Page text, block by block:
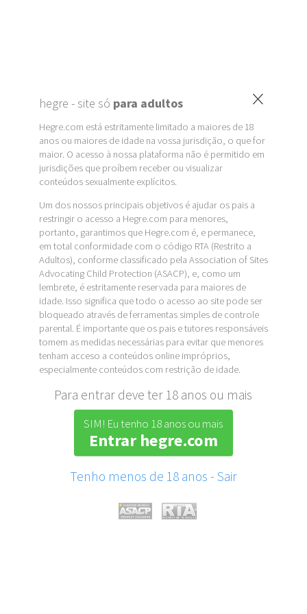
×
hegre - site só para adultos
Hegre.com está estritamente limitado a maiores de 18
anos ou maiores de idade na vossa jurisdição, o que for
maior. O acesso à nossa plataforma não é permitido em
jurisdições que proíbem receber ou visualizar
conteúdos sexualmente explícitos.
Um dos nossos principais objetivos é ajudar os pais a
restringir o acesso a Hegre.com para menores,
portanto, garantimos que Hegre.com é, e permanece,
em total conformidade com o código RTA (Restrito a
Adultos), conforme classificado pela Association of Sites
Advocating Child Protection (ASACP), e, como um
lembrete, é estritamente reservada para maiores de
idade. Isso significa que todo o acesso ao site pode ser
bloqueado através de ferramentas simples de controle
parental. É importante que os pais e tutores responsáveis
tomem as medidas necessárias para evitar que menores
tenham acceso a conteúdos online impróprios,
especialmente conteúdos com restrição de idade.
Para entrar deve ter 18 anos ou mais
SIM! Eu tenho 18 anos ou mais
Entrar hegre.com
Tenho menos de 18 anos - Sair